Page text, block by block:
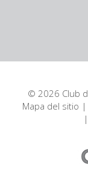
© 2026 Club
Mapa del sitio |